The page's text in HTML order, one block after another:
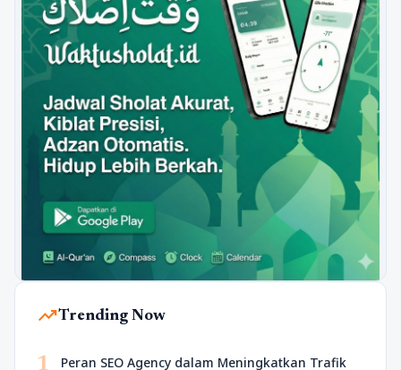
trending_upTrending Now
1
Peran SEO Agency dalam Meningkatkan Trafik